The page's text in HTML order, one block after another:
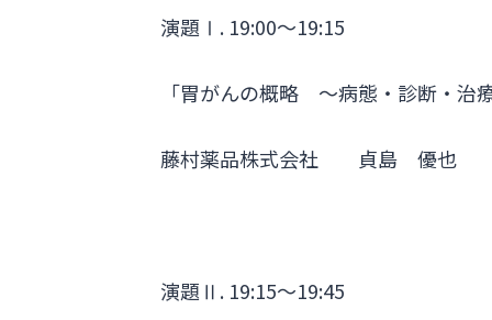
演題Ⅰ. 19:00〜19:15
「胃がんの概略 〜病態・診断・治
藤村薬品株式会社 貞島 優也
演題Ⅱ. 19:15〜19:45